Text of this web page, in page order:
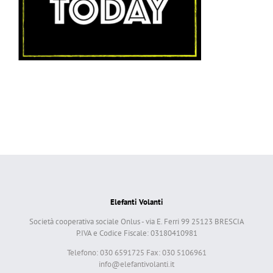
Elefanti Volanti
Società cooperativa sociale Onlus - via E. Ferri 99 25123 BRESCIA
P.IVA e Codice Fiscale: 03180410981
Telefono: 030 6591725 Fax: 030 5106961
info@elefantivolanti.it